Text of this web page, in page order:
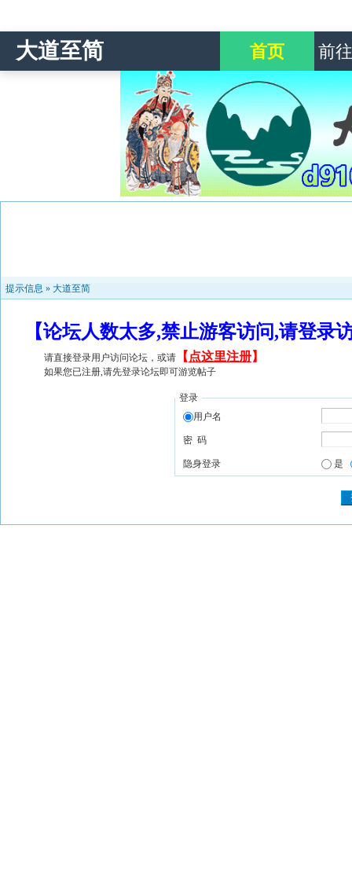
大道至简 首页 前
提示信息 » 大道至简
【论坛人数太多,禁止游客访问,请登
请直接登录用户访问论坛，或请 【 点这里注册】
如果您已注册,请先登录论坛即可游览帖子
登录
用户名
密 码
隐身登录 是